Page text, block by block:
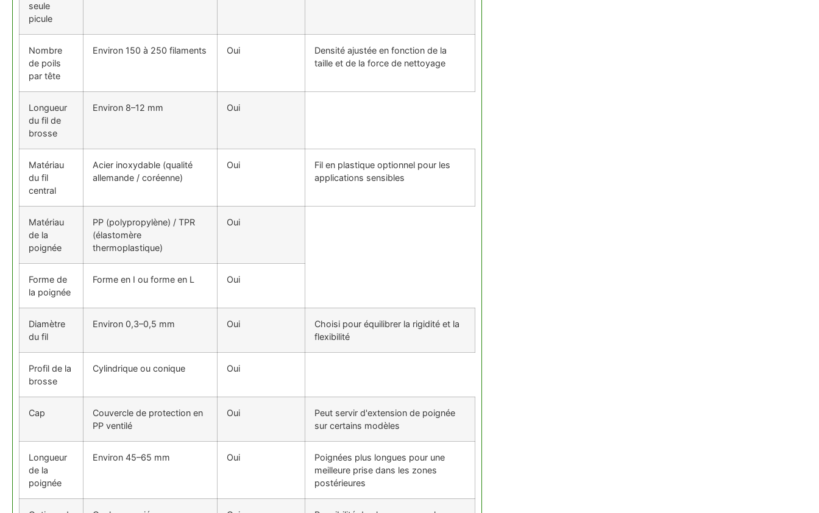
seule
picule
Nombre
de poils
par tête
Environ 150 à 250 filaments Oui
Densité ajustée en fonction de la
taille et de la force de nettoyage
Longueur
du fil de
brosse
Environ 8–12 mm Oui
Matériau
du fil
central
Acier inoxydable (qualité
allemande / coréenne)
Oui
Fil en plastique optionnel pour les
applications sensibles
Matériau
de la
poignée
PP (polypropylène) / TPR
(élastomère
thermoplastique)
Oui
Forme de
la poignée
Forme en I ou forme en L Oui
Diamètre
du fil
Environ 0,3–0,5 mm Oui
Choisi pour équilibrer la rigidité et la
flexibilité
Profil de la
brosse
Cylindrique ou conique Oui
Cap
Couvercle de protection en
PP ventilé
Oui
Peut servir d'extension de poignée
sur certains modèles
Longueur
de la
poignée
Environ 45–65 mm Oui
Poignées plus longues pour une
meilleure prise dans les zones
postérieures